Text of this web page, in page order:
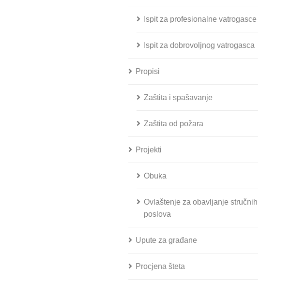
Ispit za profesionalne vatrogasce
Ispit za dobrovoljnog vatrogasca
Propisi
Zaštita i spašavanje
Zaštita od požara
Projekti
Obuka
Ovlaštenje za obavljanje stručnih
poslova
Upute za građane
Procjena šteta